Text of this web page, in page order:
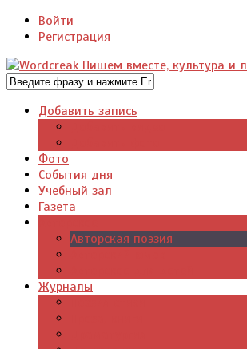
Войти
Регистрация
Добавить запись
Фото
События дня
Учебный зал
Газета
Авторская поэзия
Журналы